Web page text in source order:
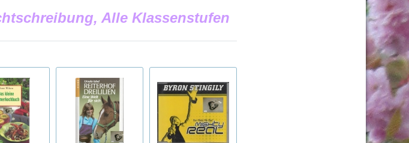
Alle Klassenstufen